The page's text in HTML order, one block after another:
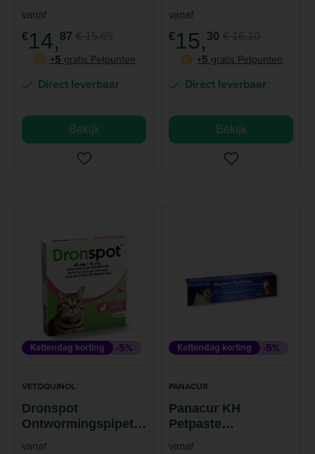
vanaf
€14, 87
P
+5 gratis Petpunten
Direct leverbaar
Bekijk
en Hond Kat
vanaf
€15, 30
P
+5 gratis Petpunten
Direct leverbaar
Bekijk
Kattendag korting -5%
VETOQUINOL
Dronspot
Ontwormingspipet
vanaf
Kattendag korting -5%
PANACUR
Panacur KH
Petpaste
Ontwormpasta Hond
vanaf